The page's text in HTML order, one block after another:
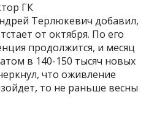
ГК
Терлюкевич добавил,
от октября. По его
продолжится, и месяц
в 140-150 тысяч новых
что оживление
то не раньше весны